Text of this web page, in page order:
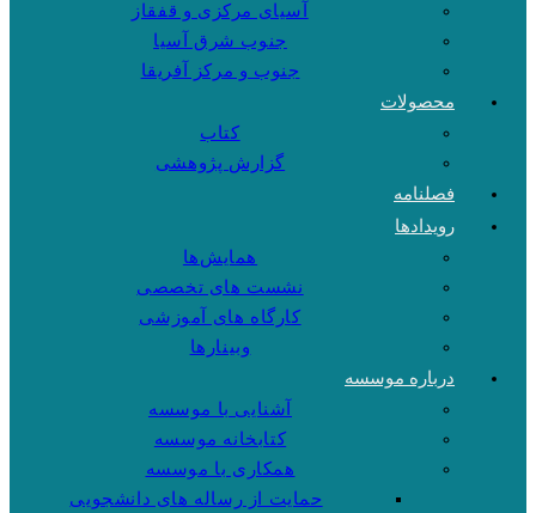
آسیای مرکزی و قفقاز
جنوب شرق آسیا
جنوب و مرکز آفریقا
محصولات
کتاب
گزارش پژوهشی
فصلنامه
رویدادها
همایش‌ها
نشست های تخصصی
کارگاه های آموزشی
وبینارها
درباره موسسه
آشنایی با موسسه
کتابخانه موسسه
همکاری با موسسه
حمایت از رساله های دانشجویی